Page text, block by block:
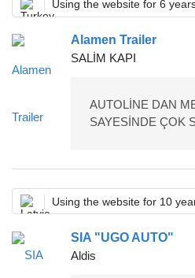
Using the website for 6
Alamen Trailer
SALİM KAPI
AUTOLİNE DAN
SAYESİNDE ÇOK
Using the website for 10
SIA "UGO AUTO"
Aldis